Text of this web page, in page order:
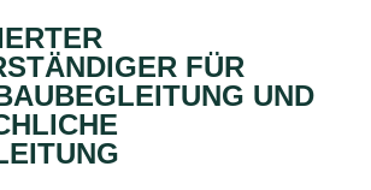
FÜR
UND